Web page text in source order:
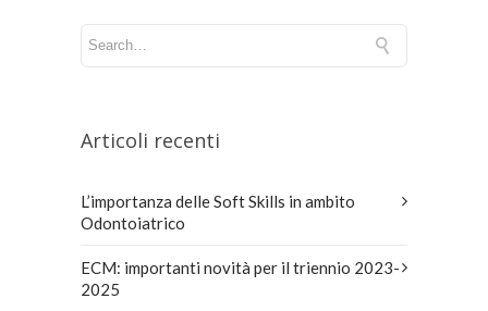
Articoli recenti
L’importanza delle Soft Skills in ambito
Odontoiatrico
ECM: importanti novità per il triennio 2023-
2025